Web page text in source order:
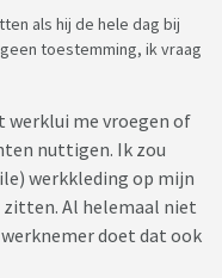
als hij de hele dag bij
toestemming, ik vraag
werklui me vroegen of
nuttigen. Ik zou
werkkleding op mijn
zitten. Al helemaal niet
doet dat ook